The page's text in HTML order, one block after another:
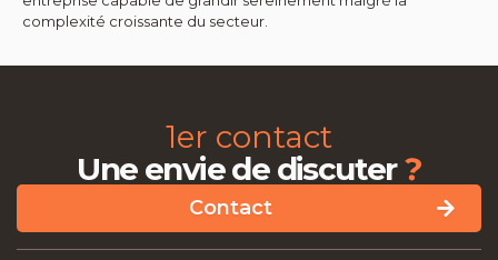
complexité croissante du secteur.
1er contact
Une envie de discuter?
Contact